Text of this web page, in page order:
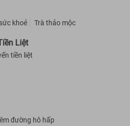
khoẻ Trà thảo mộc
Liệt
tiền liệt
đường hô hấp